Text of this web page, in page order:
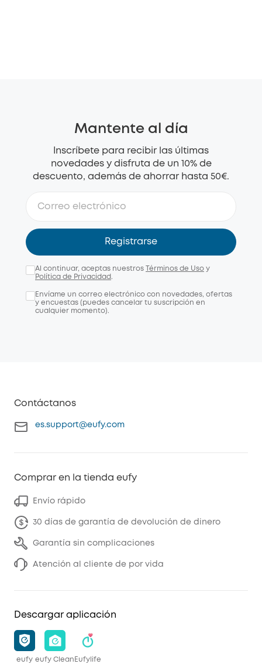
Mantente al día
Inscríbete para recibir las últimas
novedades y disfruta de un 10% de
descuento, además de ahorrar hasta 50€.
Registrarse
Al continuar, aceptas nuestros Términos de Uso y
Política de Privacidad.
Envíame un correo electrónico con novedades, ofertas
y encuestas (puedes cancelar tu suscripción en
cualquier momento).
Contáctanos
es.support@eufy.com
Comprar en la tienda eufy
Envío rápido
30 días de garantía de devolución de dinero
Garantía sin complicaciones
Atención al cliente de por vida
Descargar aplicación
eufy eufy Clean Eufylife